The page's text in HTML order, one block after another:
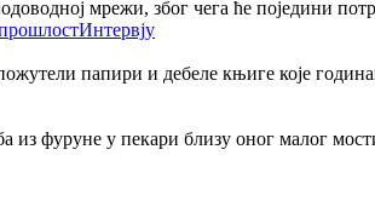
мрежи, због чега ће поједини
Интервју
папири и дебеле књиге које
из фуруне у пекари близу оног малог